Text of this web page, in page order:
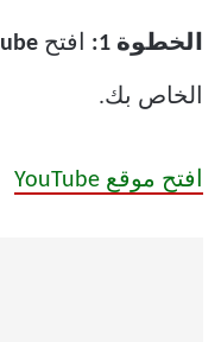
الخطوة 1: افتح
الخاص بك.
افتح موقع YouTube